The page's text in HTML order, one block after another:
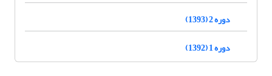
دوره 2 (1393)
دوره 1 (1392)